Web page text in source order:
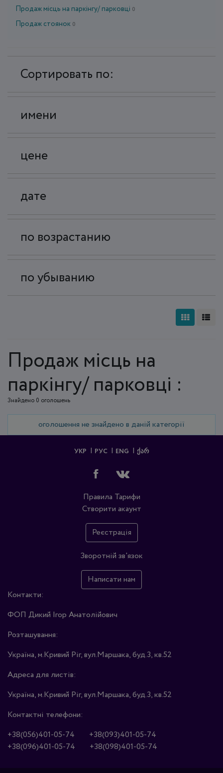
Продаж місць на паркінгу/ парковці 0
Продаж стоянок 0
Сортировать по:
имени
цене
дате
по возрастанию
по убыванию
Продаж місць на
паркінгу/ парковці :
Знайдено 0 оголошень
оголошення не знайдено в даній категорії
УКР РУС ENG ᲥᲐᲠ
Правила Тарифи
Створити акаунт
Реєстрація
Зворотній зв'язок
Написати нам
Контакти:
ФОП Дикий Ігор Анатолійович
Розташування:
Україна, м.Кривий Ріг, вул.Маршака, буд.3, кв.52
Адреса для листів:
Україна, м.Кривий Ріг, вул.Маршака, буд.3, кв.52
Контактні телефони:
+38(056)401-05-74
+38(093)401-05-74
+38(096)401-05-74
+38(098)401-05-74